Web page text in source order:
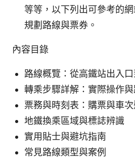
等等，以下列出可參考的
規劃路線與票券。
內容目錄
路線概覽：從高鐵站出入
轉乘步驟詳解：實際操作
票務與時刻表：購票與車
地鐵換乘區域與標誌辨識
實用貼士與避坑指南
常見路線類型與案例